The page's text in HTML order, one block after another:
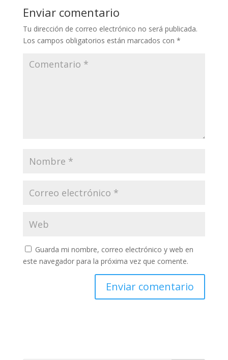
Enviar comentario
Tu dirección de correo electrónico no será publicada.
Los campos obligatorios están marcados con *
Guarda mi nombre, correo electrónico y web en
este navegador para la próxima vez que comente.